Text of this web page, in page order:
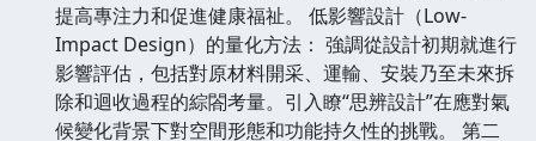
提高專注力和促進健康福祉。 低影響設計（Low-
Impact Design）的量化方法： 強調從設計初期就進行
影響評估，包括對原材料開采、運輸、安裝乃至未來拆
除和迴收過程的綜閤考量。引入瞭“思辨設計”在應對氣
候變化背景下對空間形態和功能持久性的挑戰。 第二